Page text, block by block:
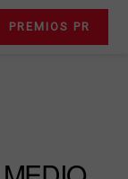
PREMIOS PR